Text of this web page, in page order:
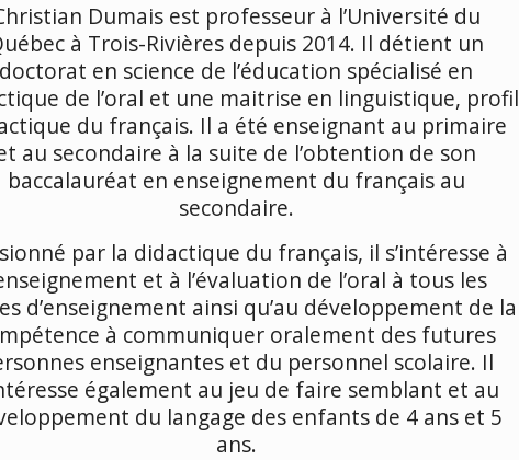
Dumais est professeur à l’Université du
à Trois-Rivières depuis 2014. Il détient un
doctorat en science de l’éducation spécialisé en
de l’oral et une maitrise en linguistique, profil
du français. Il a été enseignant au primaire
au secondaire à la suite de l’obtention de son
baccalauréat en enseignement du français au
secondaire.
par la didactique du français, il s’intéresse à
et à l’évaluation de l’oral à tous les
d’enseignement ainsi qu’au développement de la
à communiquer oralement des futures
enseignantes et du personnel scolaire. Il
également au jeu de faire semblant et au
du langage des enfants de 4 ans et 5
ans.